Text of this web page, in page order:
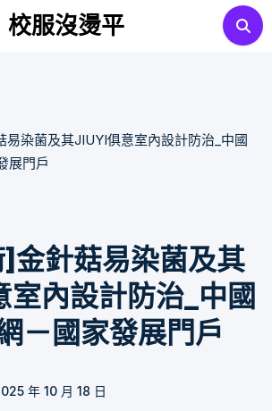
校服沒燙平
染菌及其JIUYI俱意室內設計防治_中國
展門戶
金針菇易染菌及其
內設計防治_中國
－國家發展門戶
年 10 月 18 日